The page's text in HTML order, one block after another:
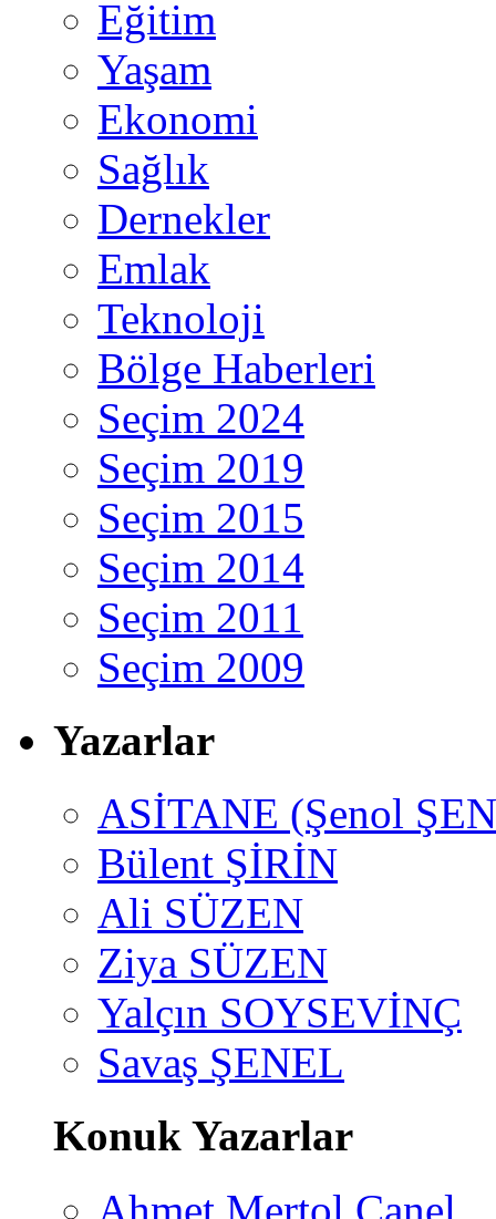
Eğitim
Yaşam
Ekonomi
Sağlık
Dernekler
Emlak
Teknoloji
Bölge Haberleri
Seçim 2024
Seçim 2019
Seçim 2015
Seçim 2014
Seçim 2011
Seçim 2009
Yazarlar
ASİTANE (Şenol
Bülent ŞİRİN
Ali SÜZEN
Ziya SÜZEN
Yalçın SOYSEVİNÇ
Savaş ŞENEL
Konuk Yazarlar
Ahmet Mertol Canel